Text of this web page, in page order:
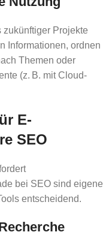
zukünftiger Projekte
Informationen, ordnen
Themen oder
(z. B. mit Cloud-
E-
SEO
bei SEO sind eigene
entscheidend.